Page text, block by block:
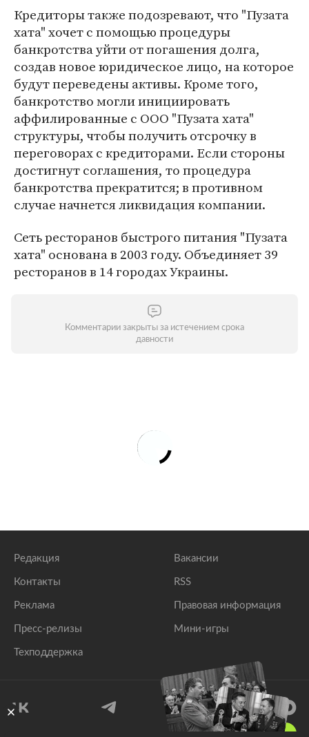
Кредиторы также подозревают, что "Пузата
хата" хочет с помощью процедуры
банкротства уйти от погашения долга,
создав новое юридическое лицо, на которое
будут переведены активы. Кроме того,
банкротство могли инициировать
аффилированные с ООО "Пузата хата"
структуры, чтобы получить отсрочку в
переговорах с кредиторами. Если стороны
достигнут соглашения, то процедура
банкротства прекратится; в противном
случае начнется ликвидация компании.
Сеть ресторанов быстрого питания "Пузата
хата" основана в 2003 году. Объединяет 39
ресторанов в 14 городах Украины.
Комментарии закрыты за истечением срока
давности
Редакция
Контакты
Реклама
Пресс-релизы
Техподдержка
Вакансии
RSS
Правовая информация
Мини-игры